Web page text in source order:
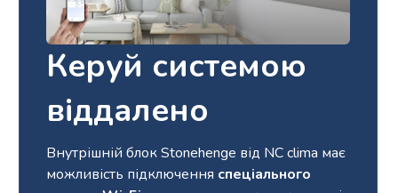
Керуй системою
віддалено
Внутрішній блок Stonehenge від NC clima має
можливість підключення спеціального